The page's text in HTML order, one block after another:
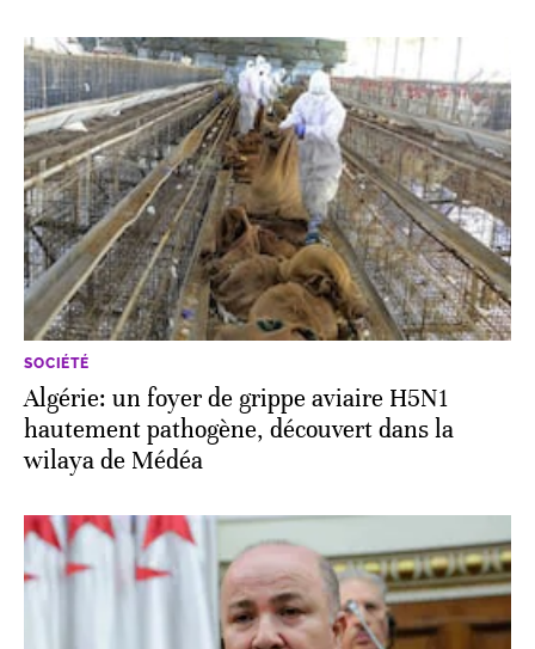
SOCIÉTÉ
Algérie: un foyer de grippe aviaire H5N1
hautement pathogène, découvert dans la
wilaya de Médéa